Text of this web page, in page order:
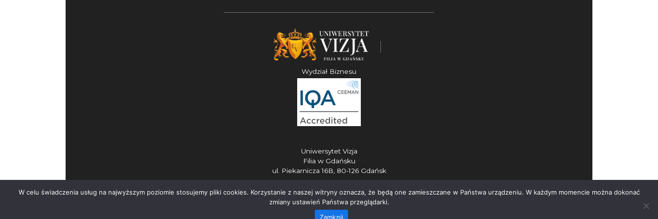
Wydział Biznesu
Uniwersytet Vizja
Filia w Gdańsku
ul. Piekarnicza 16B, 80-126 Gdańsk
W celu świadczenia usług na najwyższym poziomie stosujemy pliki cookies. Korzystanie z naszej witryny oznacza, że będą one zamieszczane w Państwa urządzeniu. W każdym momencie można dokonać
zmiany ustawień Państwa przeglądarki.
Zamknij